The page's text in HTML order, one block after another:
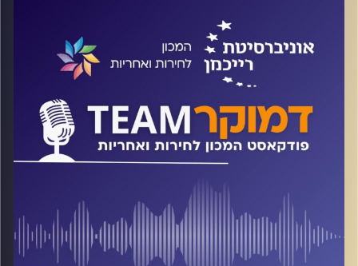
דעה או מחאה לגיטימית לבין פגיעה בביטחון הלאומי? האם
ראוי לאפשר קריאות לפיטורי ראש הממשלה, הפגנות הזדהות
עם תושבי עזה או אפילו דברי שבח לחמאס?
בשיחה עם ד"ר חיים וייצמן, פרופ' אסיף אפרת ופרופ' אדם
שנער בוחנים היכן הדין הקיים ופרקליטות המדינה מציבים את
גבולות חופש הביטוי – ומה חושב הציבור הישראלי בשאלה זו.
המכון לחירות ואחריות